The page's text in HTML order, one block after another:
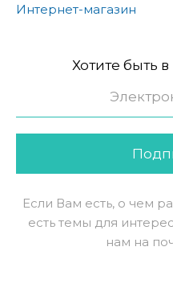
Интернет-магазин
Хотите быть
Если Вам есть, о чем
есть темы для
нам на